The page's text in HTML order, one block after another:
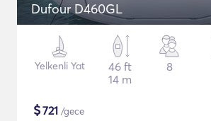
Dufour D460GL
Yelkenli Yat
46 ft
14 m
8
$721 /gece